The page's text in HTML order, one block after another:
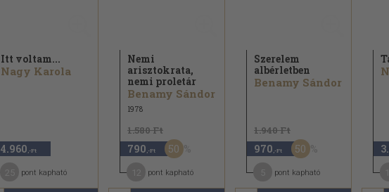
Itt voltam...
Nagy Karola
4.960 ,-Ft
pont kapható
Nemi
arisztokrata,
nemi proletár
Benamy Sándor
1978
1.580 Ft
790 ,-Ft 50
pont kapható
Szerelem
albérletben
Benamy Sándor
1.940 Ft
970 ,-Ft 50
pont kapható